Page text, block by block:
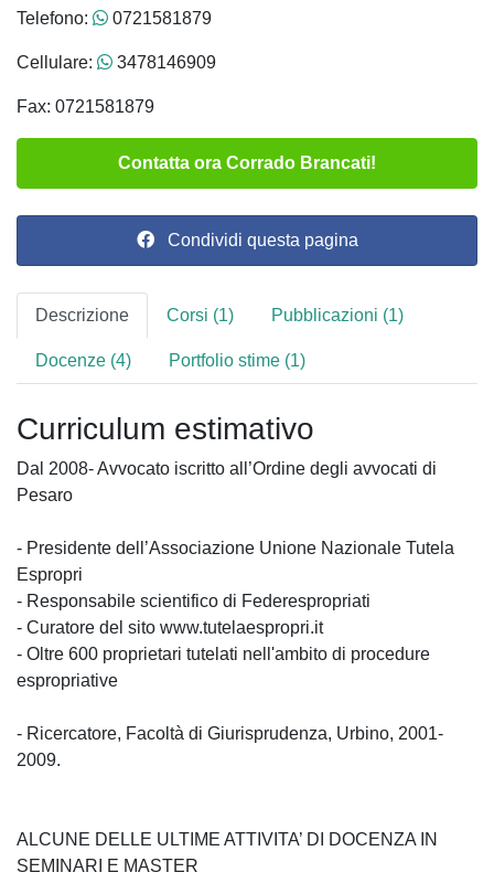
Telefono: 0721581879
Cellulare: 3478146909
Fax: 0721581879
Contatta ora Corrado Brancati!
Condividi questa pagina
Descrizione Corsi (1) Pubblicazioni (1)
Docenze (4) Portfolio stime (1)
Curriculum estimativo
Dal 2008- Avvocato iscritto all’Ordine degli avvocati di
Pesaro
- Presidente dell’Associazione Unione Nazionale Tutela
Espropri
- Responsabile scientifico di Federespropriati
- Curatore del sito www.tutelaespropri.it
- Oltre 600 proprietari tutelati nell'ambito di procedure
espropriative
- Ricercatore, Facoltà di Giurisprudenza, Urbino, 2001-
2009.
ALCUNE DELLE ULTIME ATTIVITA’ DI DOCENZA IN
SEMINARI E MASTER